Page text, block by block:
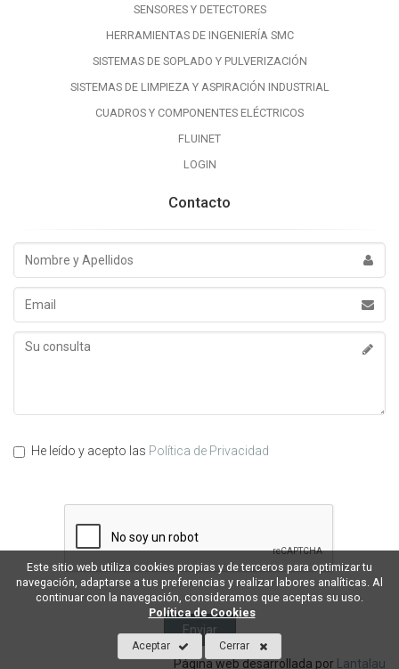
SENSORES Y DETECTORES
HERRAMIENTAS DE INGENIERÍA SMC
SISTEMAS DE SOPLADO Y PULVERIZACIÓN
SISTEMAS DE LIMPIEZA Y ASPIRACIÓN INDUSTRIAL
CUADROS Y COMPONENTES ELÉCTRICOS
FLUINET
LOGIN
Contacto
Apellidos
Su
He leído y acepto las Política de Privacidad
Página web desarrollada por Lantalau
Este sitio web utiliza cookies propias y de terceros para optimizar tu
navegación, adaptarse a tus preferencias y realizar labores analíticas. Al
continuar con la navegación, consideramos que aceptas su uso.
Política de Cookies
Aceptar Cerrar